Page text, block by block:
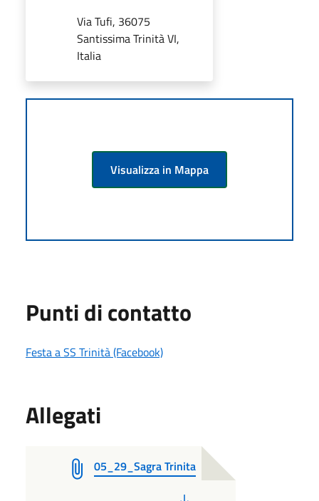
Via Tufi, 36075
Santissima Trinità VI,
Italia
Visualizza in Mappa
Punti di contatto
Festa a SS Trinità (Facebook)
Allegati
05_29_Sagra Trinita